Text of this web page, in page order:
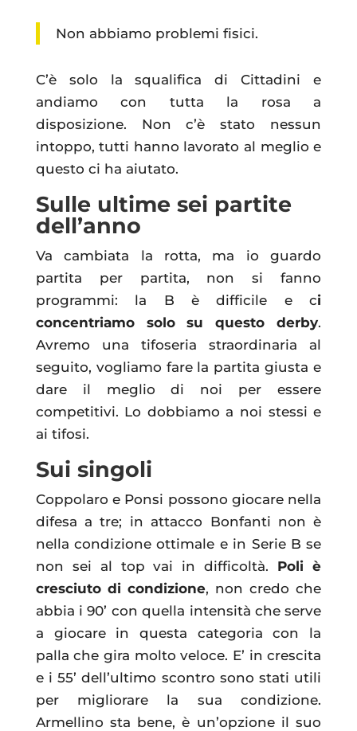
Non abbiamo problemi fisici.
C’è solo la squalifica di Cittadini e
andiamo con tutta la rosa a
disposizione. Non c’è stato nessun
intoppo, tutti hanno lavorato al meglio e
questo ci ha aiutato.
Sulle ultime sei partite
dell’anno
Va cambiata la rotta, ma io guardo
partita per partita, non si fanno
programmi: la B è difficile e ci
concentriamo solo su questo derby.
Avremo una tifoseria straordinaria al
seguito, vogliamo fare la partita giusta e
dare il meglio di noi per essere
competitivi. Lo dobbiamo a noi stessi e
ai tifosi.
Sui singoli
Coppolaro e Ponsi possono giocare nella
difesa a tre; in attacco Bonfanti non è
nella condizione ottimale e in Serie B se
non sei al top vai in difficoltà. Poli è
cresciuto di condizione, non credo che
abbia i 90’ con quella intensità che serve
a giocare in questa categoria con la
palla che gira molto veloce. E’ in crescita
e i 55’ dell’ultimo scontro sono stati utili
per migliorare la sua condizione.
Armellino sta bene, è un’opzione il suo